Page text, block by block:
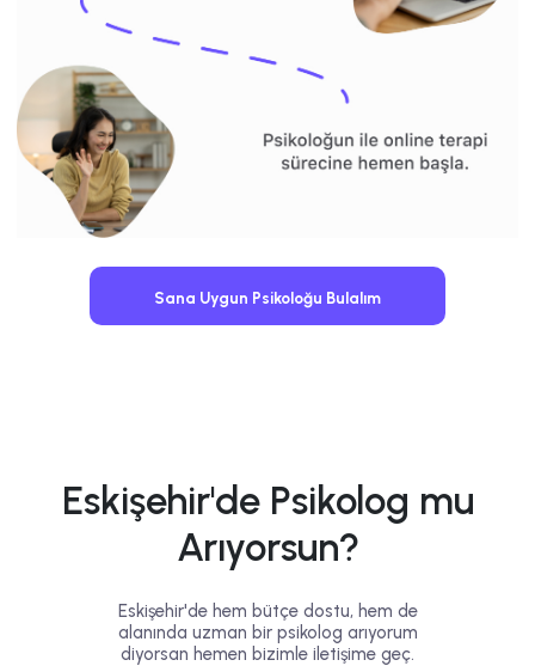
Sana Uygun Psikoloğu Bulalım
Eskişehir'de Psikolog mu
Arıyorsun?
Eskişehir'de hem bütçe dostu, hem de
alanında uzman bir psikolog arıyorum
diyorsan hemen bizimle iletişime geç.